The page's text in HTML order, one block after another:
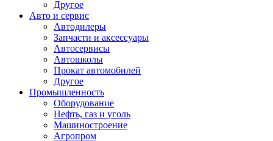
Другое
Авто и сервис
Автодилеры
Запчасти и аксессуары
Автосервисы
Автошколы
Прокат автомобилей
Другое
Промышленность
Оборудование
Нефть, газ и уголь
Машиностроение
Агропром